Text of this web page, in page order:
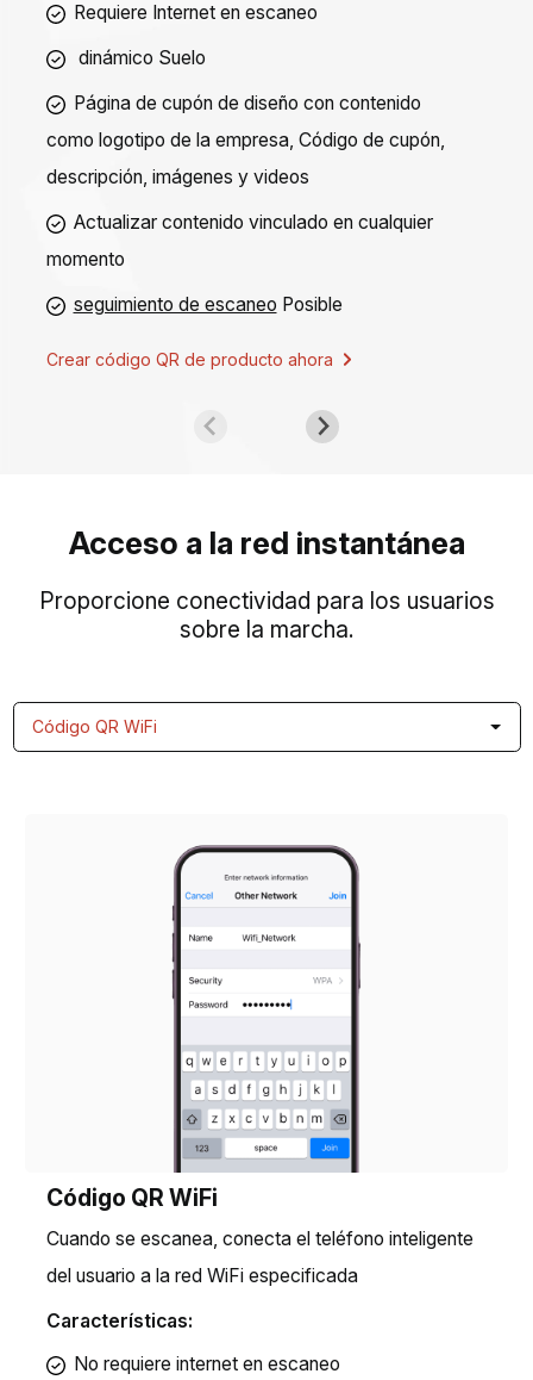
Requiere Internet en escaneo
dinámico Suelo
Página de cupón de diseño con contenido
como logotipo de la empresa, Código de cupón,
descripción, imágenes y videos
Actualizar contenido vinculado en cualquier
momento
seguimiento de escaneo Posible
Crear código QR de producto ahora
Acceso a la red instantánea
Proporcione conectividad para los usuarios
sobre la marcha.
Código QR WiFi
Código QR WiFi
Cuando se escanea, conecta el teléfono inteligente
del usuario a la red WiFi especificada
Características:
No requiere internet en escaneo